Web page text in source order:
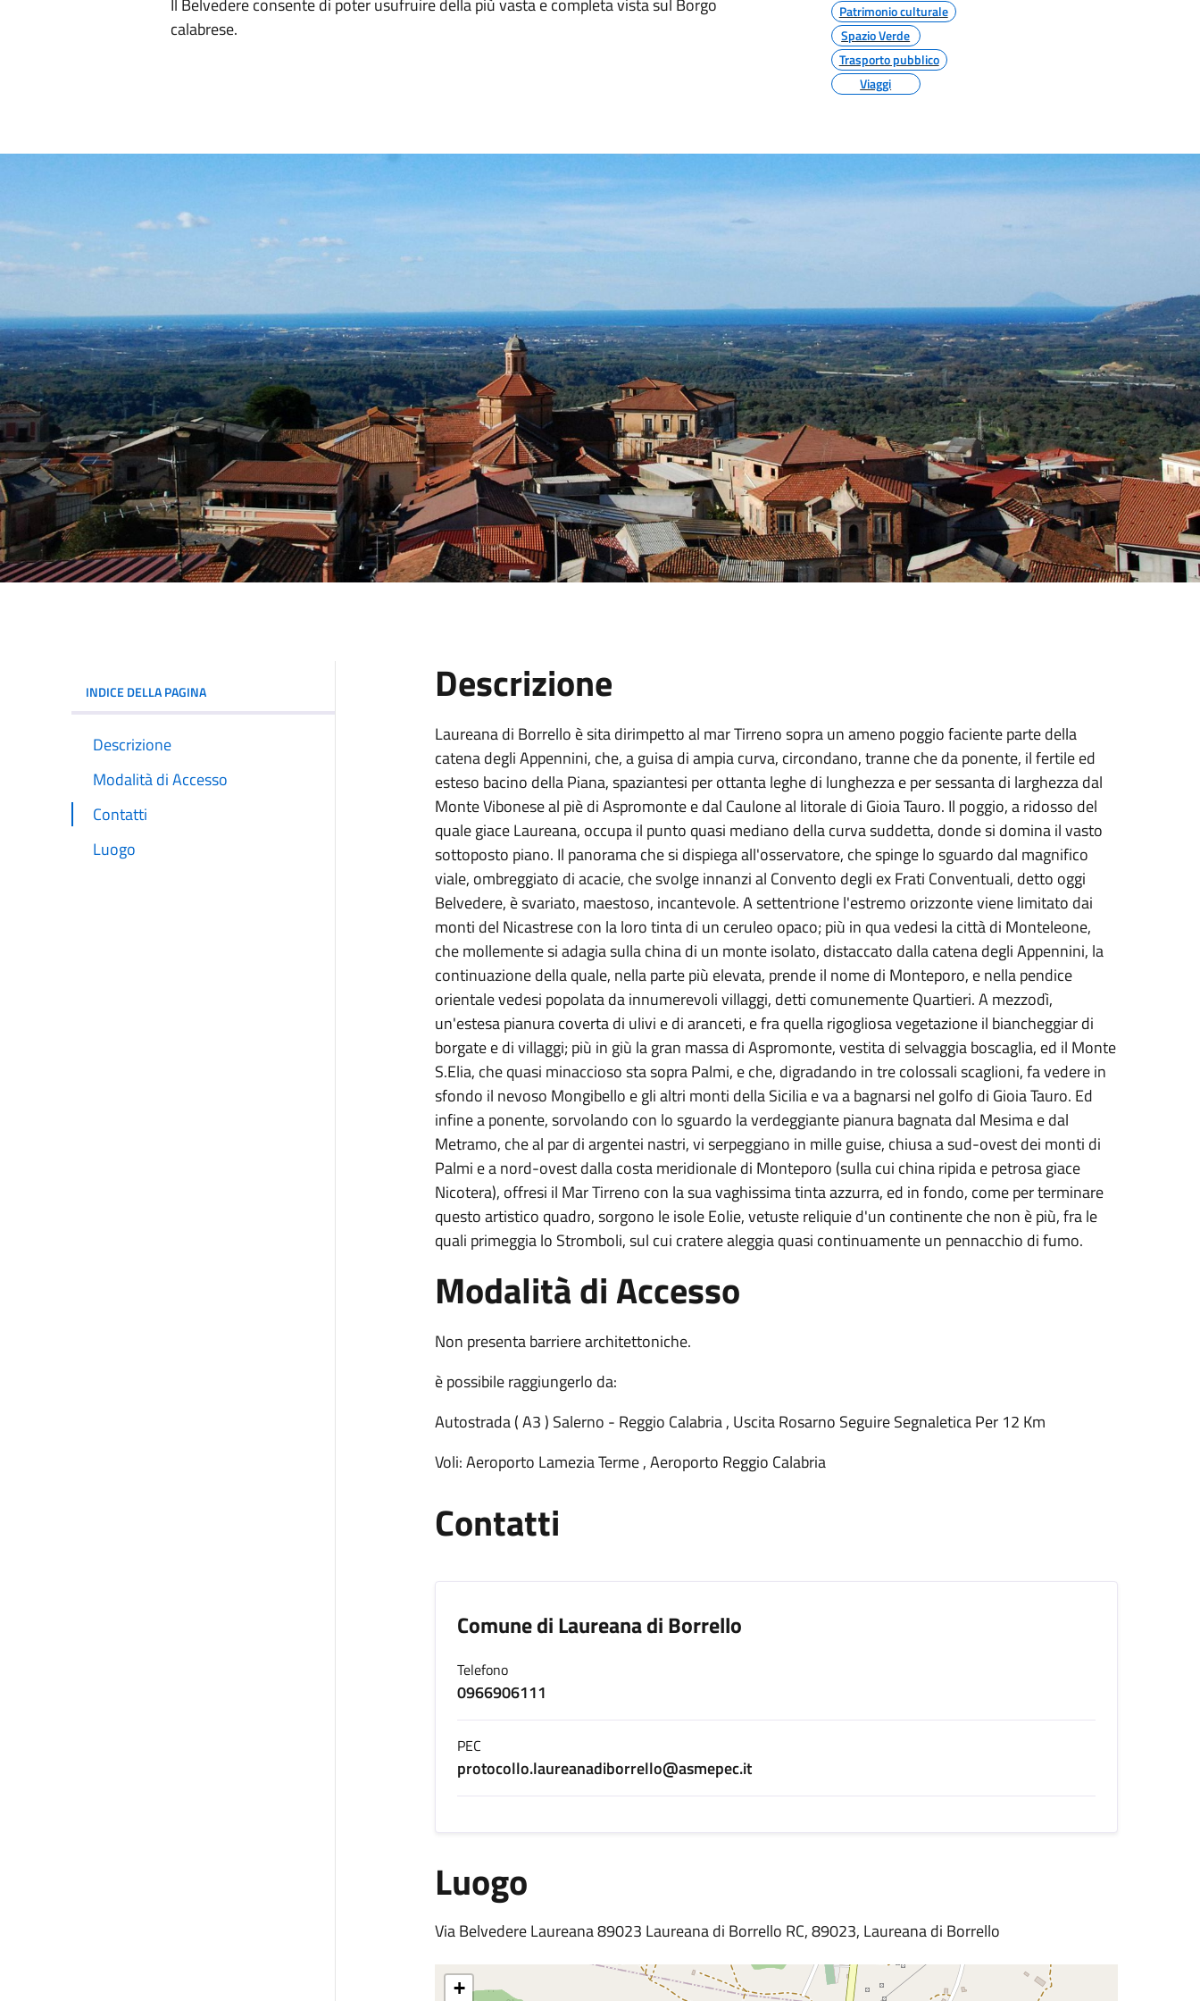
Il Belvedere consente di poter usufruire della più vasta e completa vista sul Borgo
calabrese.
Patrimonio culturale
Spazio Verde
Trasporto pubblico
Viaggi
INDICE DELLA PAGINA
Descrizione
Modalità di Accesso
Contatti
Luogo
Descrizione
Laureana di Borrello è sita dirimpetto al mar Tirreno sopra un ameno poggio faciente parte della
catena degli Appennini, che, a guisa di ampia curva, circondano, tranne che da ponente, il fertile ed
esteso bacino della Piana, spaziantesi per ottanta leghe di lunghezza e per sessanta di larghezza dal
Monte Vibonese al piè di Aspromonte e dal Caulone al litorale di Gioia Tauro. Il poggio, a ridosso del
quale giace Laureana, occupa il punto quasi mediano della curva suddetta, donde si domina il vasto
sottoposto piano. Il panorama che si dispiega all'osservatore, che spinge lo sguardo dal magnifico
viale, ombreggiato di acacie, che svolge innanzi al Convento degli ex Frati Conventuali, detto oggi
Belvedere, è svariato, maestoso, incantevole. A settentrione l'estremo orizzonte viene limitato dai
monti del Nicastrese con la loro tinta di un ceruleo opaco; più in qua vedesi la città di Monteleone,
che mollemente si adagia sulla china di un monte isolato, distaccato dalla catena degli Appennini, la
continuazione della quale, nella parte più elevata, prende il nome di Monteporo, e nella pendice
orientale vedesi popolata da innumerevoli villaggi, detti comunemente Quartieri. A mezzodì,
un'estesa pianura coverta di ulivi e di aranceti, e fra quella rigogliosa vegetazione il biancheggiar di
borgate e di villaggi; più in giù la gran massa di Aspromonte, vestita di selvaggia boscaglia, ed il Monte
S.Elia, che quasi minaccioso sta sopra Palmi, e che, digradando in tre colossali scaglioni, fa vedere in
sfondo il nevoso Mongibello e gli altri monti della Sicilia e va a bagnarsi nel golfo di Gioia Tauro. Ed
infine a ponente, sorvolando con lo sguardo la verdeggiante pianura bagnata dal Mesima e dal
Metramo, che al par di argentei nastri, vi serpeggiano in mille guise, chiusa a sud-ovest dei monti di
Palmi e a nord-ovest dalla costa meridionale di Monteporo (sulla cui china ripida e petrosa giace
Nicotera), offresi il Mar Tirreno con la sua vaghissima tinta azzurra, ed in fondo, come per terminare
questo artistico quadro, sorgono le isole Eolie, vetuste reliquie d'un continente che non è più, fra le
quali primeggia lo Stromboli, sul cui cratere aleggia quasi continuamente un pennacchio di fumo.
Modalità di Accesso
Non presenta barriere architettoniche.
è possibile raggiungerlo da:
Autostrada ( A3 ) Salerno - Reggio Calabria , Uscita Rosarno Seguire Segnaletica Per 12 Km
Voli: Aeroporto Lamezia Terme , Aeroporto Reggio Calabria
Contatti
Comune di Laureana di Borrello
Telefono
0966906111
PEC
protocollo.laureanadiborrello@asmepec.it
Luogo
Via Belvedere Laureana 89023 Laureana di Borrello RC, 89023, Laureana di Borrello
+